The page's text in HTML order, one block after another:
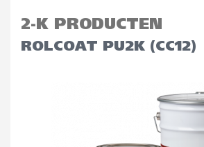
2-K PRODUCTEN
ROLCOAT PU2K (CC12)